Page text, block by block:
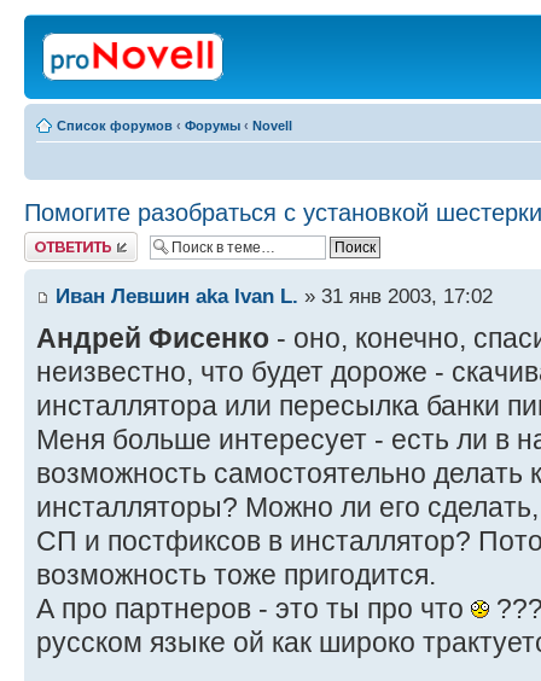
Список форумов ‹ Форумы ‹ Novell
Помогите разобраться с установкой
Ответить
Иван Левшин aka Ivan L. » 31 янв 2003, 17:02
Андрей Фисенко - оно, конечно,
неизвестно, что будет дороже -
инсталлятора или пересылка банки
Меня больше интересует - есть ли в
возможность самостоятельно делать
инсталляторы? Можно ли его
СП и постфиксов в инсталлятор?
возможность тоже пригодится.
А про партнеров - это ты про что
русском языке ой как широко